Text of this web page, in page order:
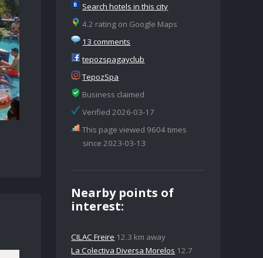
Search hotels in this city
4.2 rating on Google Maps
13 comments
tepozspagayclub
TepozSpa
Business claimed
Verified 2026-03-17
This page viewed 9604 times
since 2023-03-13
Nearby points of
interest:
CILAC Freire 12.3 km away
La Colectiva Diversa Morelos 12.7